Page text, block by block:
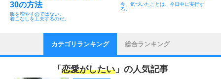
30の方法
服を増やすのではない。
着こなしを工夫するのだ。
今、気づいたことは、今日中に実行す
る。
カテゴリランキング 総合ランキング
「 恋愛がしたい 」の人気記事